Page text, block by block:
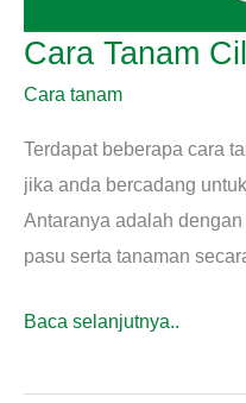
Cara Tanam
Cara tanam
Terdapat beberapa cara
jika anda bercadang
Antaranya adalah
pasu serta tanaman
Cara
Cili
Baca selanjutnya..